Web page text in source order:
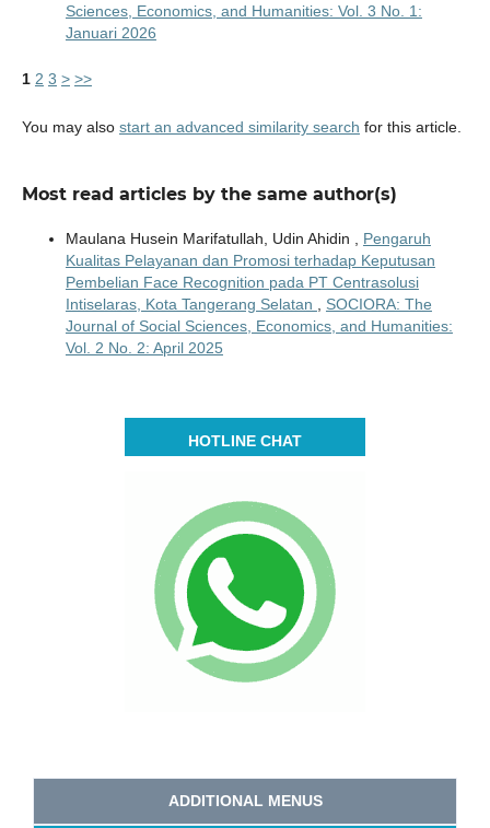
Sciences, Economics, and Humanities: Vol. 3 No. 1:
Januari 2026
1 2 3 > >>
You may also start an advanced similarity search for this article.
Most read articles by the same author(s)
Maulana Husein Marifatullah, Udin Ahidin , Pengaruh
Kualitas Pelayanan dan Promosi terhadap Keputusan
Pembelian Face Recognition pada PT Centrasolusi
Intiselaras, Kota Tangerang Selatan , SOCIORA: The
Journal of Social Sciences, Economics, and Humanities:
Vol. 2 No. 2: April 2025
HOTLINE CHAT
ADDITIONAL MENUS